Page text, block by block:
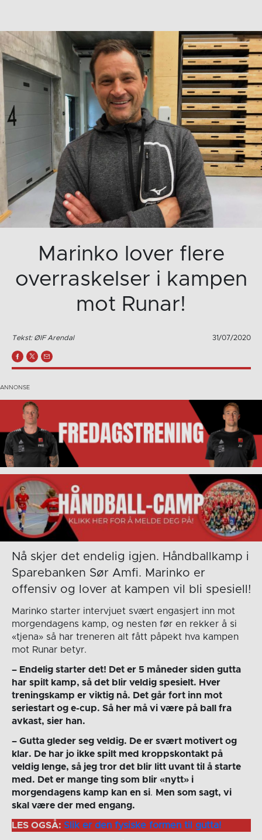
Marinko lover flere
overraskelser i kampen
mot Runar!
Tekst: ØIF Arendal 31/07/2020
Nå skjer det endelig igjen. Håndballkamp i
Sparebanken Sør Amfi. Marinko er
offensiv og lover at kampen vil bli spesiell!
Marinko starter intervjuet svært engasjert inn mot
morgendagens kamp, og nesten før en rekker å si
«tjena» så har treneren alt fått påpekt hva kampen
mot Runar betyr.
– Endelig starter det! Det er 5 måneder siden gutta
har spilt kamp, så det blir veldig spesielt. Hver
treningskamp er viktig nå. Det går fort inn mot
seriestart og e-cup. Så her må vi være på ball fra
avkast, sier han.
– Gutta gleder seg veldig. De er svært motivert og
klar. De har jo ikke spilt med kroppskontakt på
veldig lenge, så jeg tror det blir litt uvant til å starte
med. Det er mange ting som blir «nytt» i
morgendagens kamp kan en si. Men som sagt, vi
skal være der med engang.
LES OGSÅ: Slik er den fysiske formen til gutta!